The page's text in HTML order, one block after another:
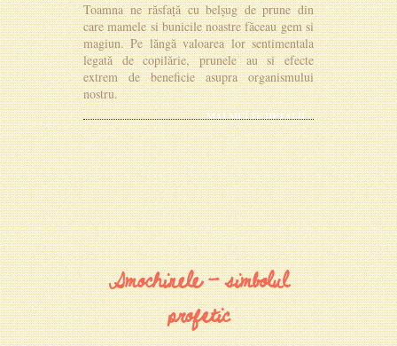
Toamna ne răsfață cu belșug de prune din
care mamele si bunicile noastre făceau gem si
magiun. Pe lăngă valoarea lor sentimentala
legată de copilărie, prunele au si efecte
extrem de beneficie asupra organismului
nostru.
MAI MULTE DETALII
Smochinele - simbolul
profetic